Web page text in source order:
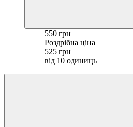
550 грн
Роздрібна ціна
525 грн
від 10 одиниць